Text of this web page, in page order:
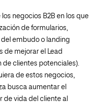
negocios B2B en los que
de formularios,
embudo o landing
de mejorar el Lead
de clientes potenciales).
de estos negocios,
busca aumentar el
de vida del cliente al